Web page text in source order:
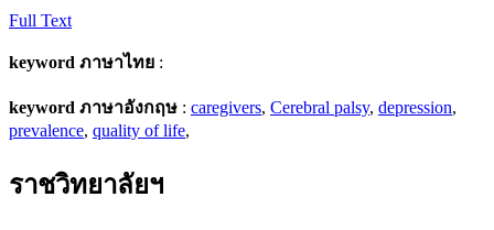
Full Text
keyword ภาษาไทย :
keyword ภาษาอังกฤษ : caregivers, Cerebral palsy, depression,
prevalence, quality of life,
ราชวิทยาลัยฯ